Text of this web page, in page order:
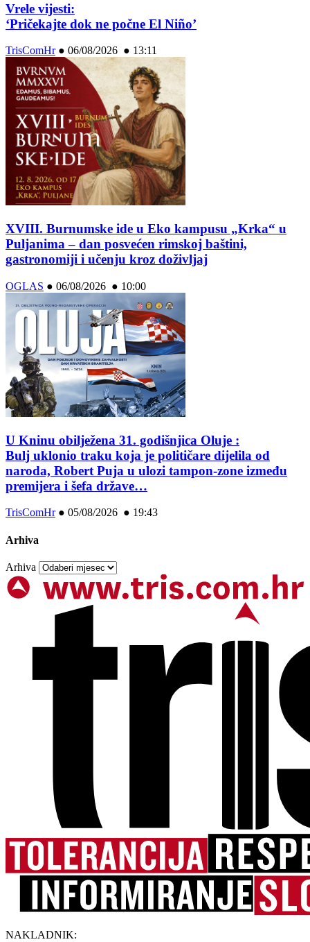
Vrele vijesti:
‘Pričekajte dok ne počne El Niño’
TrisComHr● 06/08/2026 ● 13:11
XVIII. Burnumske ide u Eko kampusu „Krka“ u
Puljanima – dan posvećen rimskoj baštini,
gastronomiji i učenju kroz doživljaj
OGLAS ● 06/08/2026 ● 10:00
U Kninu obilježena 31. godišnjica Oluje :
Bulj uklonio traku koja je političare dijelila od
naroda, Robert Puja u ulozi tampon-zone između
premijera i šefa države…
TrisComHr● 05/08/2026 ● 19:43
Arhiva
Arhiva
NAKLADNIK: